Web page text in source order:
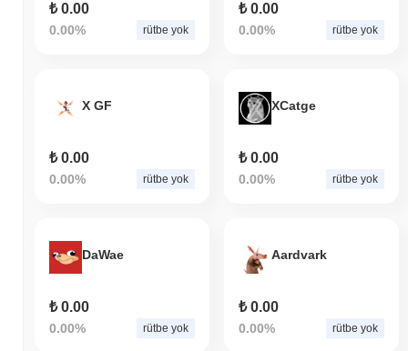
₺ 0.00
0.00% rütbe yok
₺ 0.00
0.00% rütbe yok
X GF
₺ 0.00
0.00% rütbe yok
XCatge
₺ 0.00
0.00% rütbe yok
DaWae
₺ 0.00
0.00% rütbe yok
Aardvark
₺ 0.00
0.00% rütbe yok